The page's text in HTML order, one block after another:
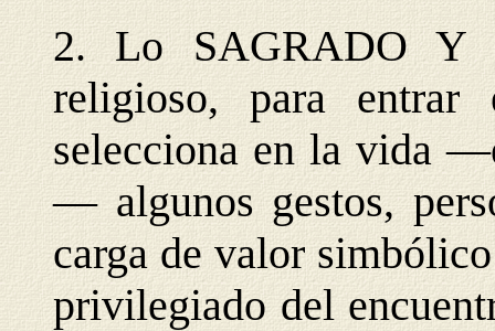
2. Lo SAGRADO Y
religioso, para
selecciona en la vida
— algunos gestos,
carga de valor
privilegiado del